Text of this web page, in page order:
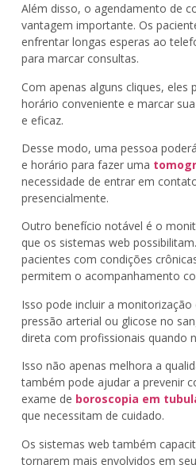
Além disso, o agendamento de
vantagem importante. Os
enfrentar longas esperas ao
para marcar consultas.
Com apenas alguns cliques, eles
horário conveniente e marcar
e eficaz.
Desse modo, uma pessoa
e horário para fazer uma
necessidade de entrar em
presencialmente.
Outro benefício notável é o
que os sistemas web
pacientes com condições
permitem o acompanhamento
Isso pode incluir a
pressão arterial ou glicose no
direta com profissionais quando
Isso não apenas melhora a
também pode ajudar a prevenir
exame de boroscopia em
que necessitam de cuidado.
Os sistemas web também
tornarem mais envolvidos em